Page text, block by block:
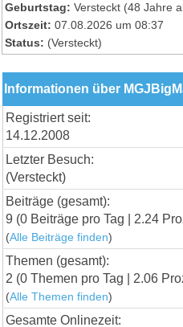
Geburtstag: Versteckt (48 Jahre
Ortszeit: 07.08.2026 um 08:37
Status: (Versteckt)
Informationen über
Registriert seit:
14.12.2008
Letzter Besuch:
(Versteckt)
Beiträge (gesamt):
9 (0 Beiträge pro Tag | 2.24
(Alle Beiträge finden)
Themen (gesamt):
2 (0 Themen pro Tag | 2.06
(Alle Themen finden)
Gesamte Onlinezeit: